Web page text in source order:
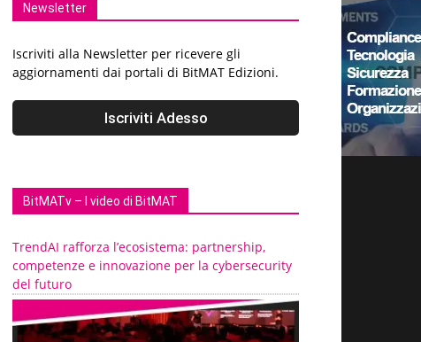
Newsletter
Iscriviti alla Newsletter per ricevere gli
aggiornamenti dai portali di BitMAT Edizioni.
BitMATv – I video di BitMAT
TrendAI rafforza l’ecosistema: partnership,
competenze e innovazione per la cybersecurity
del futuro